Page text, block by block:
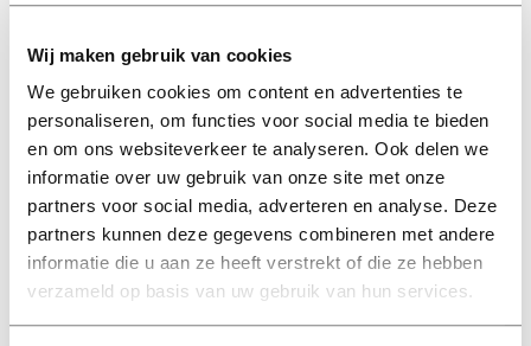
Wij maken gebruik van cookies
We gebruiken cookies om content en advertenties te
personaliseren, om functies voor social media te bieden
en om ons websiteverkeer te analyseren. Ook delen we
informatie over uw gebruik van onze site met onze
partners voor social media, adverteren en analyse. Deze
partners kunnen deze gegevens combineren met andere
informatie die u aan ze heeft verstrekt of die ze hebben
verzameld op basis van uw gebruik van hun services.
John Wiley & Sons
04 februari 2016
Nieuws
Akkoord met John Wiley &
Sons over Open Access
03 februari 2016